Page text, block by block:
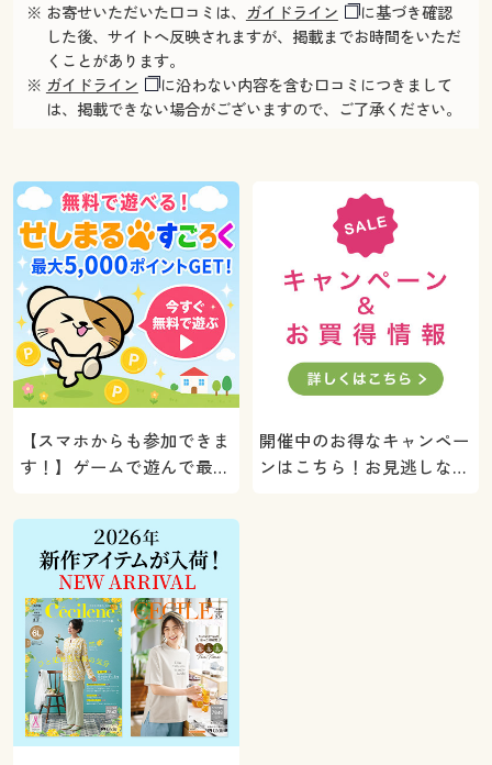
※ お寄せいただいた口コミは、 ガイドライン
に基づき確認
した後、サイトへ反映されますが、掲載までお時間をいただ
くことがあります。
※ ガイドライン
に沿わない内容を含む口コミにつきまして
は、掲載できない場合がございますので、ご了承ください。
【スマホからも参加できま
す！】ゲームで遊んで最大
ト！
開催中のお得なキャンペー
ンはこちら！お見逃しな